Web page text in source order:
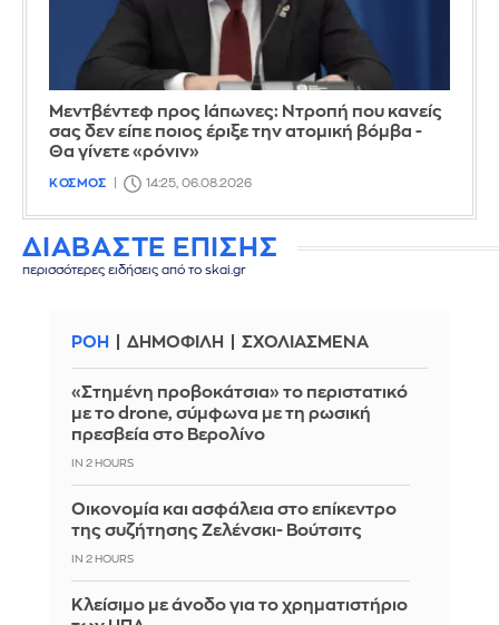
Μεντβέντεφ προς Ιάπωνες: Ντροπή που κανείς
σας δεν είπε ποιος έριξε την ατομική βόμβα -
Θα γίνετε «ρόνιν»
ΚΟΣΜΟΣ 14:25, 06.08.2026
ΔΙΑΒΑΣΤΕ ΕΠΙΣΗΣ
περισσότερες ειδήσεις από το skai.gr
ΡΟΗ ΔΗΜΟΦΙΛΗ ΣΧΟΛΙΑΣΜΕΝΑ
«Στημένη προβοκάτσια» το περιστατικό
με το drone, σύμφωνα με τη ρωσική
πρεσβεία στο Βερολίνο
IN 2 HOURS
Οικονομία και ασφάλεια στο επίκεντρο
της συζήτησης Ζελένσκι- Βούτσιτς
IN 2 HOURS
Κλείσιμο με άνοδο για το χρηματιστήριο